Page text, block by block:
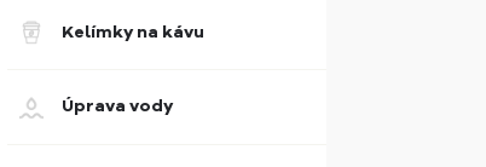
Kelímky na kávu
Úprava vody